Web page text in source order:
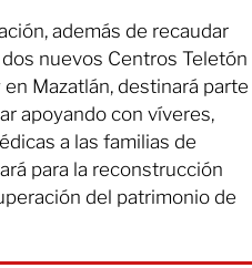
además de recaudar
nuevos Centros Teletón
Mazatlán, destinará parte
apoyando con víveres,
a las familias de
para la reconstrucción
del patrimonio de